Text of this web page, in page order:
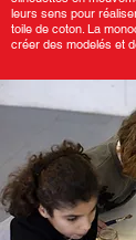
leurs sens pour
toile de coton. La
créer des modelés et